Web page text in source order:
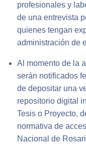
profesionales y
de una entrevista
quienes tengan
administración de
Al momento de la
serán notificados
de depositar una
repositorio digital
Tesis o Proyecto,
normativa de
Nacional de